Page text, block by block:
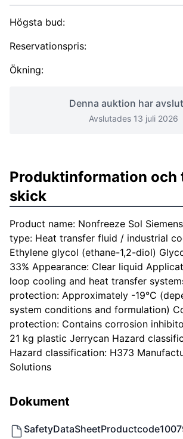
Högsta bud:
Reservationspris:
Ökning:
Denna auktion har
Avslutades 13 juli 2026
Produktinformation och
skick
Product name: Nonfreeze Sol
type: Heat transfer fluid / industrial
Ethylene glycol (ethane-1,2-diol)
33% Appearance: Clear liquid
loop cooling and heat transfer
protection: Approximately -19°C
system conditions and formulation)
protection: Contains corrosion
21 kg plastic Jerrycan Hazard
Hazard classification: H373
Solutions
Dokument